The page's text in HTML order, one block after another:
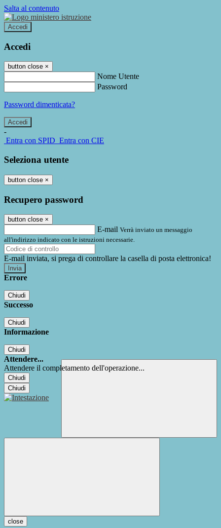
Salta al contenuto
Accedi
Accedi
button close ×
Nome Utente
Password
Password dimenticata?
-
Entra con SPID Entra con CIE
Seleziona utente
button close ×
Recupero password
button close ×
E-mail Verrà inviato un messaggio
all'indirizzo indicato con le istruzioni necessarie.
E-mail inviata, si prega di controllare la casella di posta elettronica!
Errore
Chiudi
Successo
Chiudi
Informazione
Chiudi
Attendere...
Attendere il completamento dell'operazione...
Chiudi
Chiudi
close